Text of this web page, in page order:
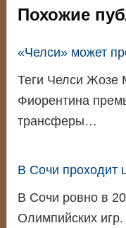
Похожие
«Челси» может
Теги Челси Жозе
Фиорентина
трансферы…
В Сочи проходит
В Сочи ровно в
Олимпийских